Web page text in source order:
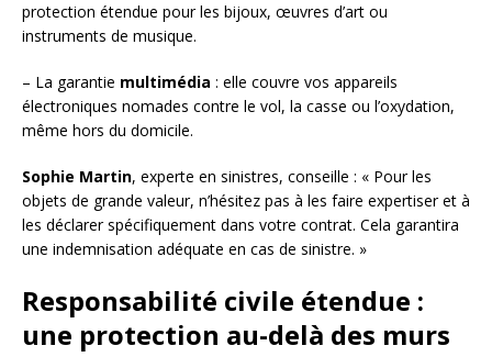
protection étendue pour les bijoux, œuvres d’art ou
instruments de musique.
– La garantie multimédia : elle couvre vos appareils
électroniques nomades contre le vol, la casse ou l’oxydation,
même hors du domicile.
Sophie Martin, experte en sinistres, conseille : « Pour les
objets de grande valeur, n’hésitez pas à les faire expertiser et à
les déclarer spécifiquement dans votre contrat. Cela garantira
une indemnisation adéquate en cas de sinistre. »
Responsabilité civile étendue :
une protection au-delà des murs